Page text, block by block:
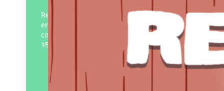
Renaud, qui fête ses 50 ans de carrière
en 2025, a réalisé sa tournée « Dans mes
cordes » entre 2023 et 2024, avec près de
150 concerts…
Éditeur :
Rouquemoute